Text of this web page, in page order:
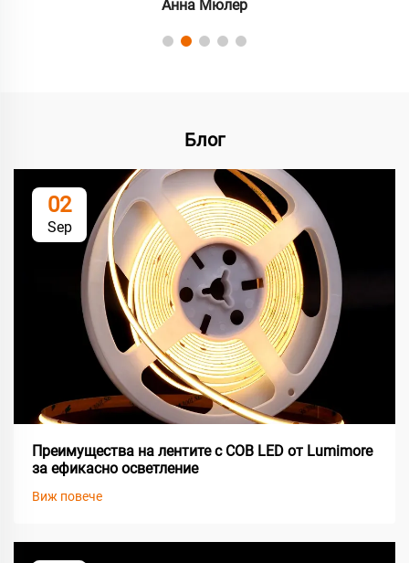
Анна Мюлер
Блог
02
Sep
Преимущества на лентите с COB LED от Lumimore
за ефикасно осветление
Виж повече